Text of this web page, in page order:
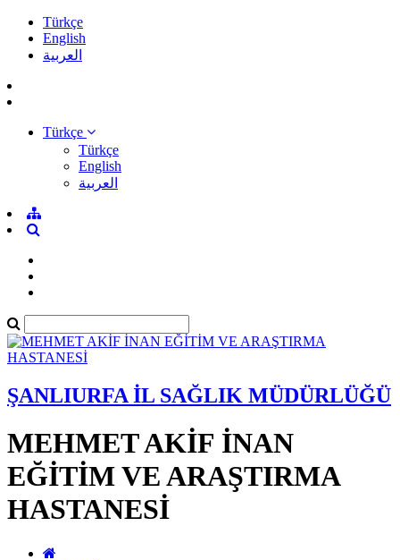
Türkçe
English
العربية
Türkçe
Türkçe
English
العربية
ŞANLIURFA İL SAĞLIK MÜDÜRLÜĞÜ
MEHMET AKİF İNAN
EĞİTİM VE ARAŞTIRMA
HASTANESİ